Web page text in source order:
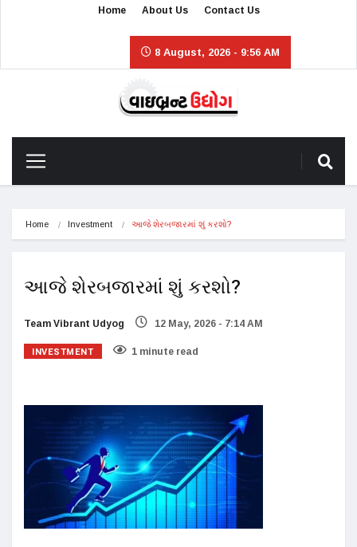
Home About Us Contact Us
8 August, 2026 - 9:56 AM
Home Investment આજે શેરબજારમાં શું કરશો?
આજે શેરબજારમાં શું કરશો?
Team Vibrant Udyog 12 May, 2026 - 7:14 AM
INVESTMENT 1 minute read